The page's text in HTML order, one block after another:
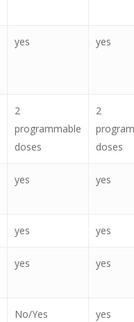
yes yes
2
programmable
doses
2
doses
yes yes
yes yes
yes yes
No/Yes yes